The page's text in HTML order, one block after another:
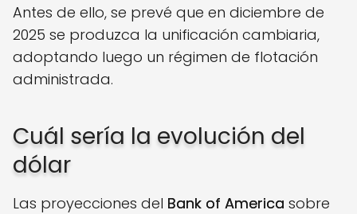
Antes de ello, se prevé que en diciembre de
2025 se produzca la unificación cambiaria,
adoptando luego un régimen de flotación
administrada.
Cuál sería la evolución del
dólar
Las proyecciones del Bank of America sobre